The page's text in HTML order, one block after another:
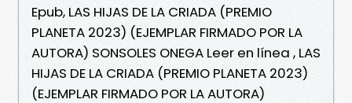
Epub, LAS HIJAS DE LA CRIADA (PREMIO
PLANETA 2023) (EJEMPLAR FIRMADO POR LA
AUTORA) SONSOLES ONEGA Leer en línea , LAS
HIJAS DE LA CRIADA (PREMIO PLANETA 2023)
(EJEMPLAR FIRMADO POR LA AUTORA)